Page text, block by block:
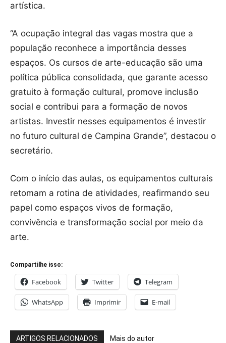
artística.
“A ocupação integral das vagas mostra que a
população reconhece a importância desses
espaços. Os cursos de arte-educação são uma
política pública consolidada, que garante acesso
gratuito à formação cultural, promove inclusão
social e contribui para a formação de novos
artistas. Investir nesses equipamentos é investir
no futuro cultural de Campina Grande”, destacou o
secretário.
Com o início das aulas, os equipamentos culturais
retomam a rotina de atividades, reafirmando seu
papel como espaços vivos de formação,
convivência e transformação social por meio da
arte.
Compartilhe isso:
Facebook Twitter Telegram
WhatsApp Imprimir E-mail
ARTIGOS RELACIONADOS Mais do autor